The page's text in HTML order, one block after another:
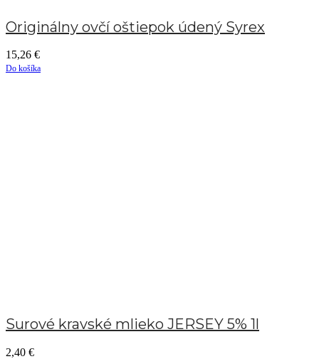
Originálny ovčí oštiepok údený Syrex
15,26 €
Do košíka
Surové kravské mlieko JERSEY 5% 1l
2,40 €